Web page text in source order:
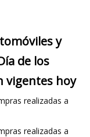
y
de los
vigentes hoy
realizadas a
realizadas a